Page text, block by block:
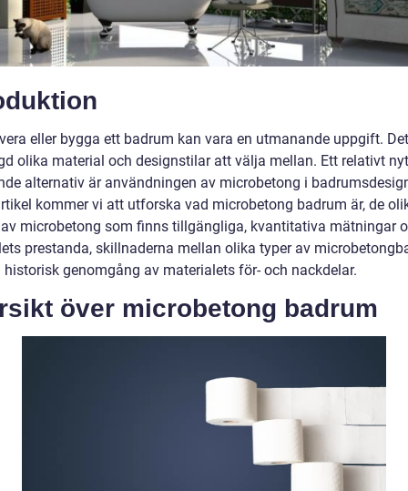
eller bygga ett badrum kan vara en utmanande uppgift.
olika material och designstilar att välja mellan. Ett relativt
alternativ är användningen av microbetong i
kommer vi att utforska vad microbetong badrum är, de
microbetong som finns tillgängliga, kvantitativa mätningar
prestanda, skillnaderna mellan olika typer av
historisk genomgång av materialets för- och nackdelar.
över microbetong badrum